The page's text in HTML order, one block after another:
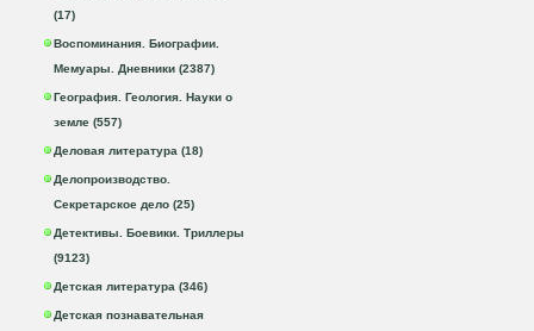
(17)
Воспоминания. Биографии.
Мемуары. Дневники (2387)
География. Геология. Науки о
земле (557)
Деловая литература (18)
Делопроизводство.
Секретарское дело (25)
Детективы. Боевики. Триллеры
(9123)
Детская литература (346)
Детская познавательная